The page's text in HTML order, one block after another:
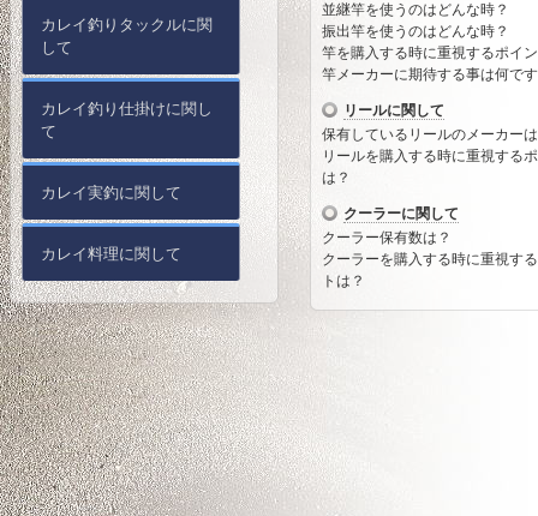
並継竿を使うのはどんな時？
振出竿を使うのはどんな時？
竿を購入する時に重視するポイ
竿メーカーに期待する事は何で
リールに関して
保有しているリールのメーカー
リールを購入する時に重視する
は？
クーラーに関して
クーラー保有数は？
クーラーを購入する時に重視す
トは？
カレイ釣りタックルに関
して
カレイ釣り仕掛けに関し
て
カレイ実釣に関して
カレイ料理に関して